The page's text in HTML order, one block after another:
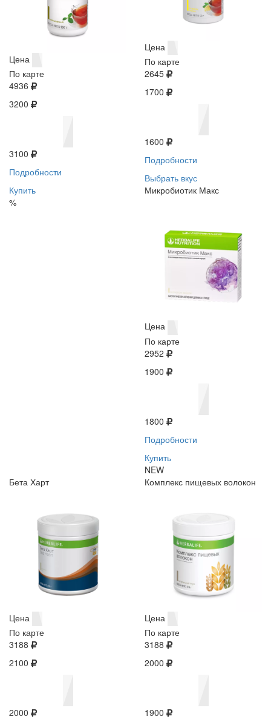
Цена
По карте
4936
3200
3100
Подробности
Купить
%
Цена
По карте
2645
1700
1600
Подробности
Выбрать вкус
Микробиотик Макс
Цена
По карте
2952
1900
1800
Подробности
Купить
NEW
Бета Харт
Цена
По карте
3188
2100
2000
Комплекс пищевых волокон
Цена
По карте
3188
2000
1900